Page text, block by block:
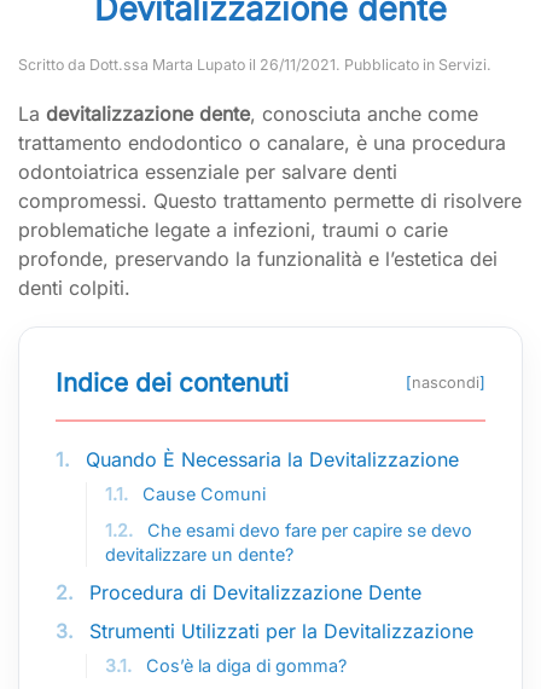
Devitalizzazione dente
Scritto da Dott.ssa Marta Lupato il 26/11/2021. Pubblicato in Servizi.
La devitalizzazione dente, conosciuta anche come
trattamento endodontico o canalare, è una procedura
odontoiatrica essenziale per salvare denti
compromessi. Questo trattamento permette di risolvere
problematiche legate a infezioni, traumi o carie
profonde, preservando la funzionalità e l’estetica dei
denti colpiti.
Indice dei contenuti [nascondi]
1. Quando È Necessaria la Devitalizzazione
1.1.
Cause Comuni
1.2.
Che esami devo fare per capire se devo
devitalizzare un dente?
2.
Procedura di Devitalizzazione Dente
3.
Strumenti Utilizzati per la Devitalizzazione
3.1. Cos’è la diga di gomma?